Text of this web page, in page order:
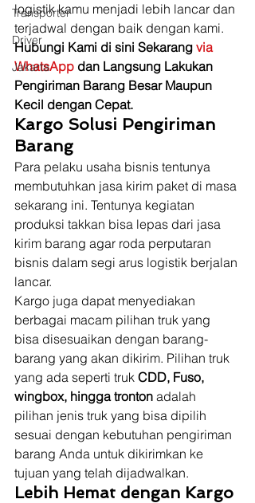
Transporter
Driver
Jakarta
logistik kamu menjadi lebih lancar dan
terjadwal dengan baik dengan kami.
Hubungi Kami di sini Sekarang via
WhatsApp dan Langsung Lakukan
Pengiriman Barang Besar Maupun
Kecil dengan Cepat.
Kargo Solusi Pengiriman
Barang
Para pelaku usaha bisnis tentunya
membutuhkan jasa kirim paket di masa
sekarang ini. Tentunya kegiatan
produksi takkan bisa lepas dari jasa
kirim barang agar roda perputaran
bisnis dalam segi arus logistik berjalan
lancar.
Kargo juga dapat menyediakan
berbagai macam pilihan truk yang
bisa disesuaikan dengan barang-
barang yang akan dikirim. Pilihan truk
yang ada seperti truk CDD, Fuso,
wingbox, hingga tronton adalah
pilihan jenis truk yang bisa dipilih
sesuai dengan kebutuhan pengiriman
barang Anda untuk dikirimkan ke
tujuan yang telah dijadwalkan.
Lebih Hemat dengan Kargo